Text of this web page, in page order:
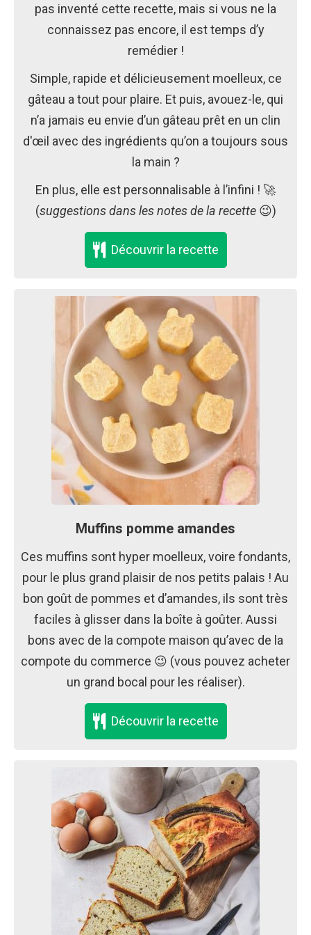
pas inventé cette recette, mais si vous ne la
connaissez pas encore, il est temps d’y
remédier !
Simple, rapide et délicieusement moelleux, ce
gâteau a tout pour plaire. Et puis, avouez-le, qui
n’a jamais eu envie d’un gâteau prêt en un clin
d'œil avec des ingrédients qu’on a toujours sous
la main ?
En plus, elle est personnalisable à l’infini ! 🚀
(suggestions dans les notes de la recette😉)
Découvrir la recette
Muffins pomme amandes
Ces muffins sont hyper moelleux, voire fondants,
pour le plus grand plaisir de nos petits palais ! Au
bon goût de pommes et d’amandes, ils sont très
faciles à glisser dans la boîte à goûter. Aussi
bons avec de la compote maison qu’avec de la
compote du commerce 😉 (vous pouvez acheter
un grand bocal pour les réaliser).
Découvrir la recette